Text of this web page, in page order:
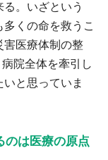
。いざという
くの命を救うこ
害医療体制の整
院全体を牽引し
と思っていま
のは医療の原点